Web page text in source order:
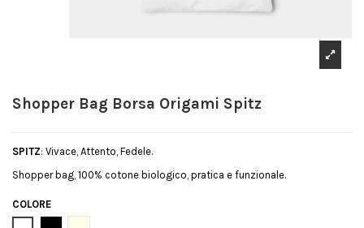
Shopper Bag Borsa Origami Spitz
SPITZ: Vivace, Attento, Fedele.
Shopper bag, 100% cotone biologico, pratica e funzionale.
COLORE